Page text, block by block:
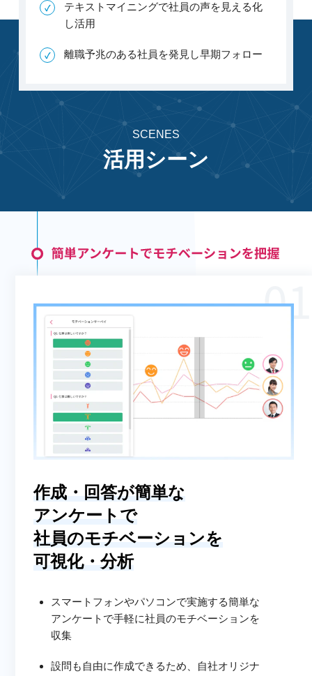
テキストマイニングで社員の声を見える化
し活用
離職予兆のある社員を発見し早期フォロー
SCENES
活用シーン
作成・回答が簡単な
アンケートで
社員のモチベーションを
可視化・分析
スマートフォンやパソコンで実施する簡単な
アンケートで手軽に社員のモチベーションを
収集
設問も自由に作成できるため、自社オリジナ